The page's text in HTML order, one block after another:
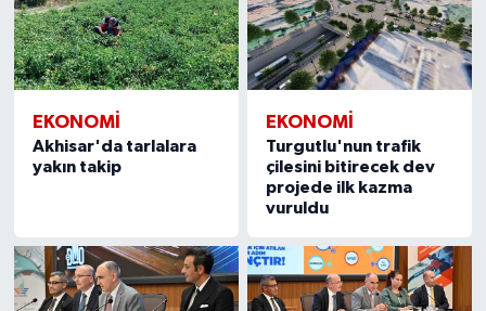
EKONOMİ
Akhisar'da tarlalara
yakın takip
EKONOMİ
Turgutlu'nun trafik
çilesini bitirecek dev
projede ilk kazma
vuruldu